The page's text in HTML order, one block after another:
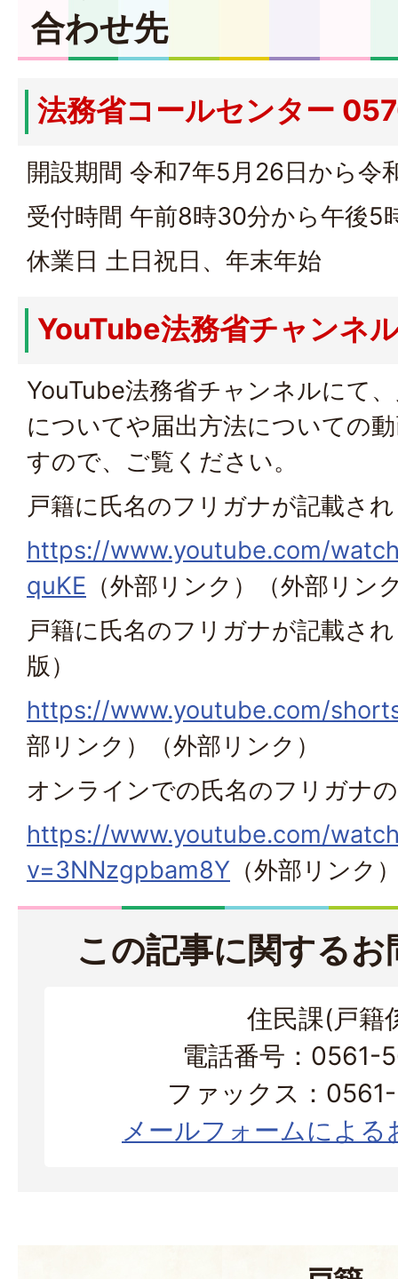
合わせ先
法務省コールセンター
開設期間 令和7年5月26日から令
受付時間 午前8時30分から午後5
休業日 土日祝日、年末年始
YouTube法務省チャンネ
YouTube法務省チャンネルにて
についてや届出方法についての
すので、ご覧ください。
戸籍に氏名のフリガナが記載さ
https://www.youtube.com/
quKE （外部リンク）
（外部リン
戸籍に氏名のフリガナが記載さ
版）
https://www.youtube.com/
部リンク）
（外部リンク）
オンラインでの氏名のフリガナ
https://www.youtube.com/
v=3NNzgpbam8Y （外部リンク
この記事に関する
住民課(戸籍
電話番号：0561-
ファックス：
メールフォームによる